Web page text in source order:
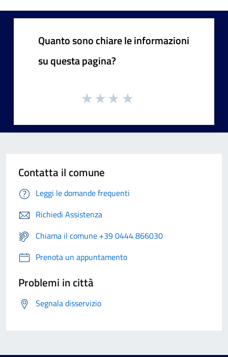
Quanto sono chiare le informazioni
su questa pagina?
Contatta il comune
Leggi le domande frequenti
Richiedi Assistenza
Chiama il comune +39 0444 866030
Prenota un appuntamento
Problemi in città
Segnala disservizio